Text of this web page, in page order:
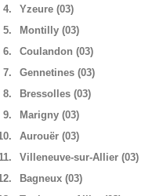
4.
Yzeure (03)
5.
Montilly (03)
6.
Coulandon (03)
7.
Gennetines (03)
8.
Bressolles (03)
9.
Marigny (03)
Aurouër (03)
11.
Villeneuve-sur-Allier (03)
Bagneux (03)